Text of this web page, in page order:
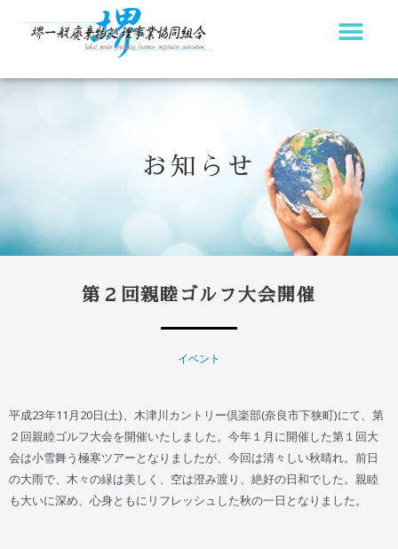
ス
お知らせ
第２回親睦ゴルフ大会開催
イベント
平成23年11月20日(土)、木津川カントリー倶楽部(奈良市下狭町)にて、第
２回親睦ゴルフ大会を開催いたしました。今年１月に開催した第１回大
会は小雪舞う極寒ツアーとなりましたが、今回は清々しい秋晴れ。前日
の大雨で、木々の緑は美しく、空は澄み渡り、絶好の日和でした。親睦
も大いに深め、心身ともにリフレッシュした秋の一日となりました。